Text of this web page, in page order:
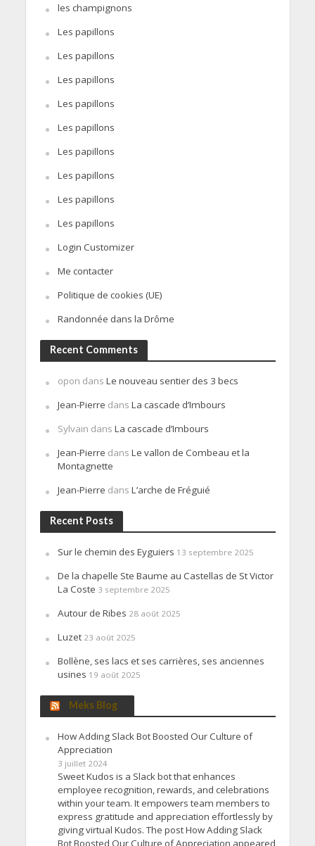
les champignons
Les papillons
Les papillons
Les papillons
Les papillons
Les papillons
Les papillons
Les papillons
Les papillons
Les papillons
Login Customizer
Me contacter
Politique de cookies (UE)
Randonnée dans la Drôme
Recent Comments
opon dans Le nouveau sentier des 3 becs
Jean-Pierre dans La cascade d’Imbours
Sylvain dans La cascade d’Imbours
Jean-Pierre dans Le vallon de Combeau et la
Montagnette
Jean-Pierre dans L’arche de Fréguié
Recent Posts
Sur le chemin des Eyguiers 13 septembre 2025
De la chapelle Ste Baume au Castellas de St Victor
La Coste 3 septembre 2025
Autour de Ribes 28 août 2025
Luzet 23 août 2025
Bollène, ses lacs et ses carrières, ses anciennes
usines 19 août 2025
Meks Blog
How Adding Slack Bot Boosted Our Culture of
Appreciation
3 juillet 2024
Sweet Kudos is a Slack bot that enhances
employee recognition, rewards, and celebrations
within your team. It empowers team members to
express gratitude and appreciation effortlessly by
giving virtual Kudos. The post How Adding Slack
Bot Boosted Our Culture of Appreciation appeared